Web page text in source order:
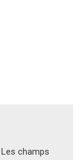
Les champs